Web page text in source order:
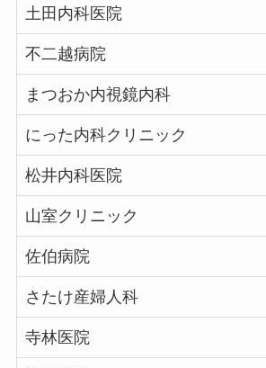
土田内科医院
不二越病院
まつおか内視鏡内科
にった内科クリニック
松井内科医院
山室クリニック
佐伯病院
さたけ産婦人科
寺林医院